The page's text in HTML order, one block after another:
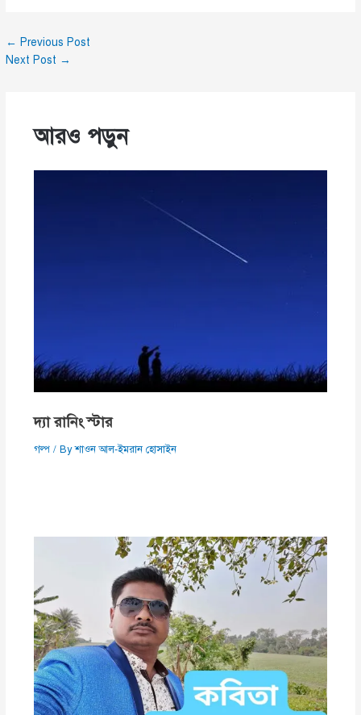
← Previous Post
Next Post →
আরও পড়ুন
দ্যা রানিং স্টার
গল্প/ Byশাওন আল-ইমরান হোসাইন